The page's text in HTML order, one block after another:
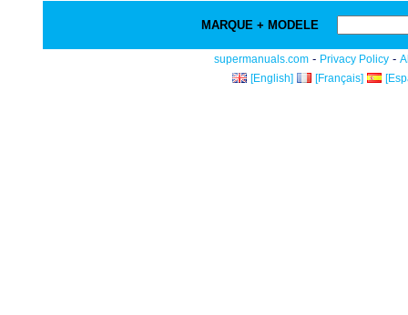
MARQUE + MODELE
supermanuals.com - Privacy Policy -
[English]
[Français]